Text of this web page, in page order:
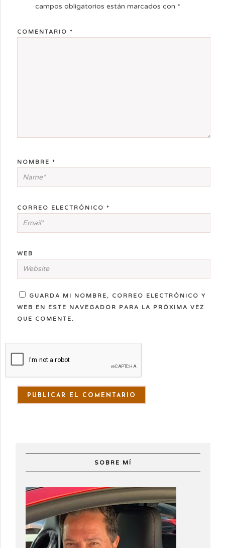
campos obligatorios están marcados con *
COMENTARIO *
NOMBRE *
CORREO ELECTRÓNICO *
WEB
GUARDA MI NOMBRE, CORREO ELECTRÓNICO Y
WEB EN ESTE NAVEGADOR PARA LA PRÓXIMA VEZ
QUE COMENTE.
SOBRE MÍ